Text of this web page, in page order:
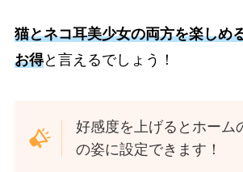
猫とネコ耳美少女の両方を楽しめ
お得と言えるでしょう！
好感度を上げるとホーム
の姿に設定できます！